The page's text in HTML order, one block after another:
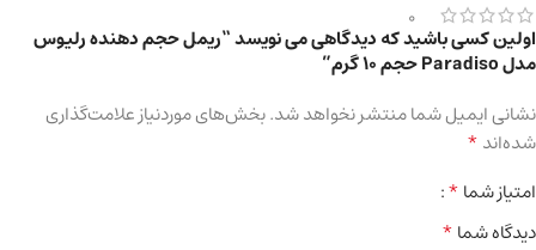
0
اولین کسی باشید که دیدگاهی می نویسد “ریمل حجم‌ دهنده رلیوس
مدل Paradiso حجم 10 گرم”
نشانی ایمیل شما منتشر نخواهد شد.بخش‌های موردنیاز علامت‌گذاری
شده‌اند*
امتیاز شما*
دیدگاه شما*